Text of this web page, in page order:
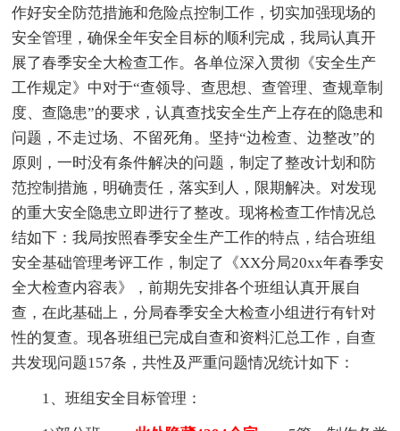
作好安全防范措施和危险点控制工作，切实加强现场的
安全管理，确保全年安全目标的顺利完成，我局认真开
展了春季安全大检查工作。各单位深入贯彻《安全生产
工作规定》中对于“查领导、查思想、查管理、查规章制
度、查隐患”的要求，认真查找安全生产上存在的隐患和
问题，不走过场、不留死角。坚持“边检查、边整改”的
原则，一时没有条件解决的问题，制定了整改计划和防
范控制措施，明确责任，落实到人，限期解决。对发现
的重大安全隐患立即进行了整改。现将检查工作情况总
结如下：我局按照春季安全生产工作的特点，结合班组
安全基础管理考评工作，制定了《XX分局20xx年春季安
全大检查内容表》，前期先安排各个班组认真开展自
查，在此基础上，分局春季安全大检查小组进行有针对
性的复查。现各班组已完成自查和资料汇总工作，自查
共发现问题157条，共性及严重问题情况统计如下：
1、班组安全目标管理：